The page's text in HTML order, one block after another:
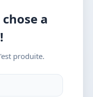
a
produite.